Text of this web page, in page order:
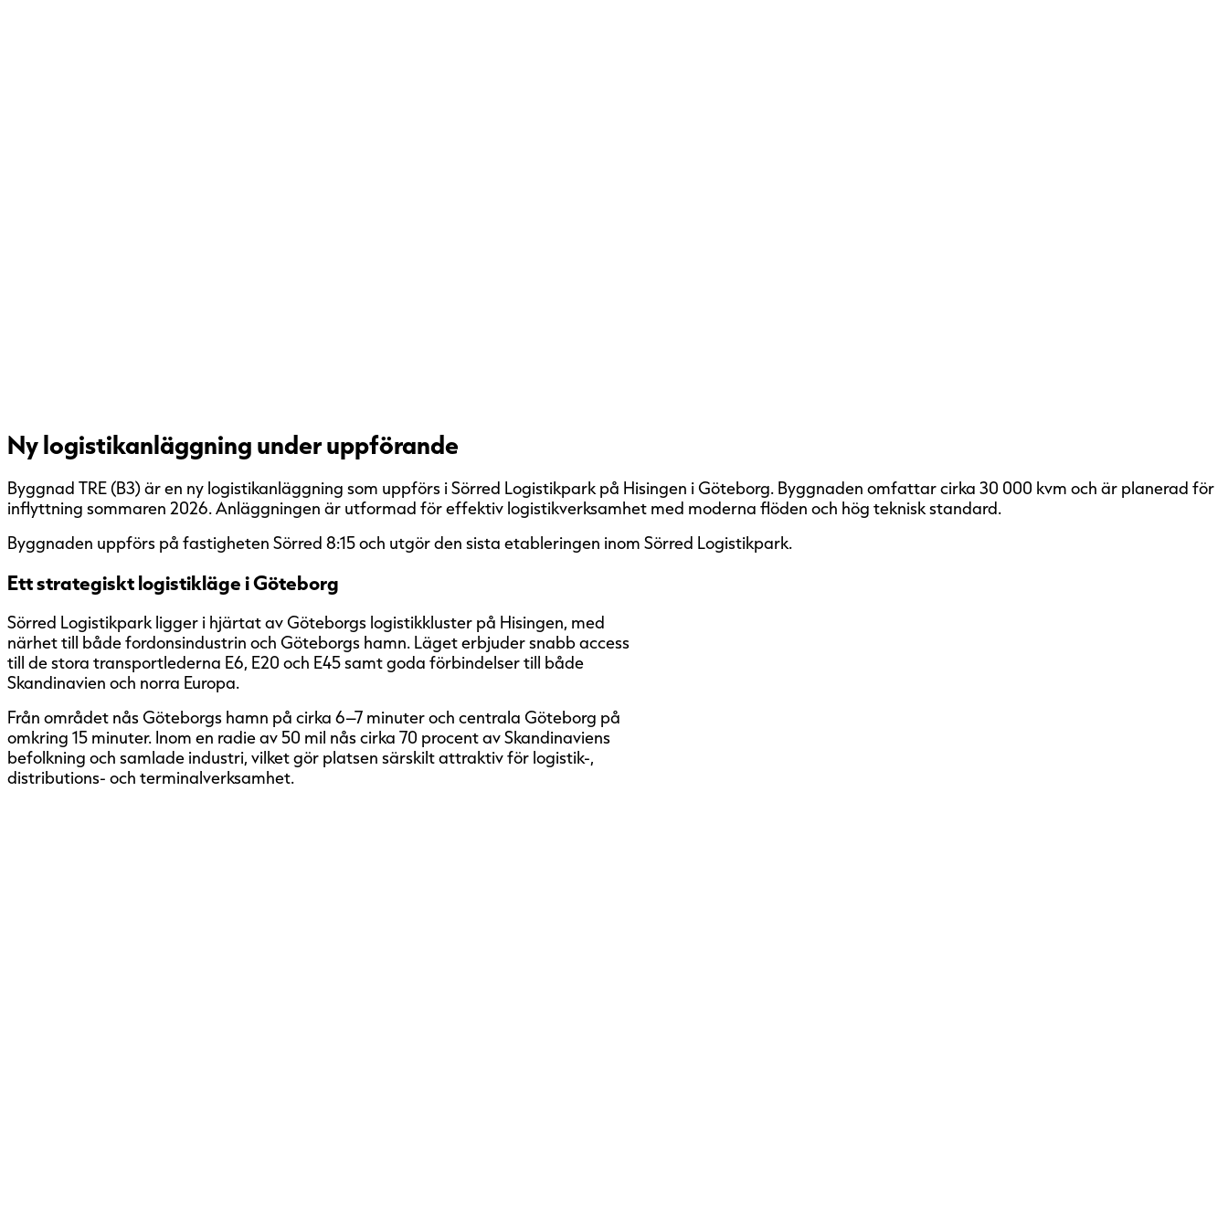
Ny logistikanläggning under uppförande
Byggnad TRE (B3) är en ny logistikanläggning som uppförs i Sörred Logistikpark på Hisingen i Göteborg. Byggnaden omfattar cirka 30 000 kvm och är planerad för
inflyttning sommaren 2026. Anläggningen är utformad för effektiv logistikverksamhet med moderna flöden och hög teknisk standard.
Byggnaden uppförs på fastigheten Sörred 8:15 och utgör den sista etableringen inom Sörred Logistikpark.
Ett strategiskt logistikläge i Göteborg
Sörred Logistikpark ligger i hjärtat av Göteborgs logistikkluster på Hisingen, med
närhet till både fordonsindustrin och Göteborgs hamn. Läget erbjuder snabb access
till de stora transportlederna E6, E20 och E45 samt goda förbindelser till både
Skandinavien och norra Europa.
Från området nås Göteborgs hamn på cirka 6–7 minuter och centrala Göteborg på
omkring 15 minuter. Inom en radie av 50 mil nås cirka 70 procent av Skandinaviens
befolkning och samlade industri, vilket gör platsen särskilt attraktiv för logistik-,
distributions- och terminalverksamhet.